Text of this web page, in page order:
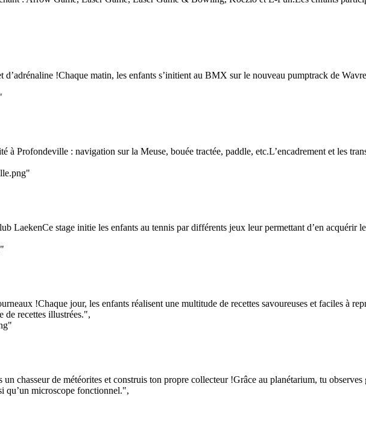
!Chaque matin, les enfants s’initient au BMX sur le nouveau pumptrack de
Profondeville : navigation sur la Meuse, bouée tractée, paddle, etc.L’encadrement et les
LaekenCe stage initie les enfants au tennis par différents jeux leur permettant d’en acquérir
!Chaque jour, les enfants réalisent une multitude de recettes savoureuses et faciles à
de recettes illustrées.",
chasseur de météorites et construis ton propre collecteur !Grâce au planétarium, tu observes
qu’un microscope fonctionnel.",